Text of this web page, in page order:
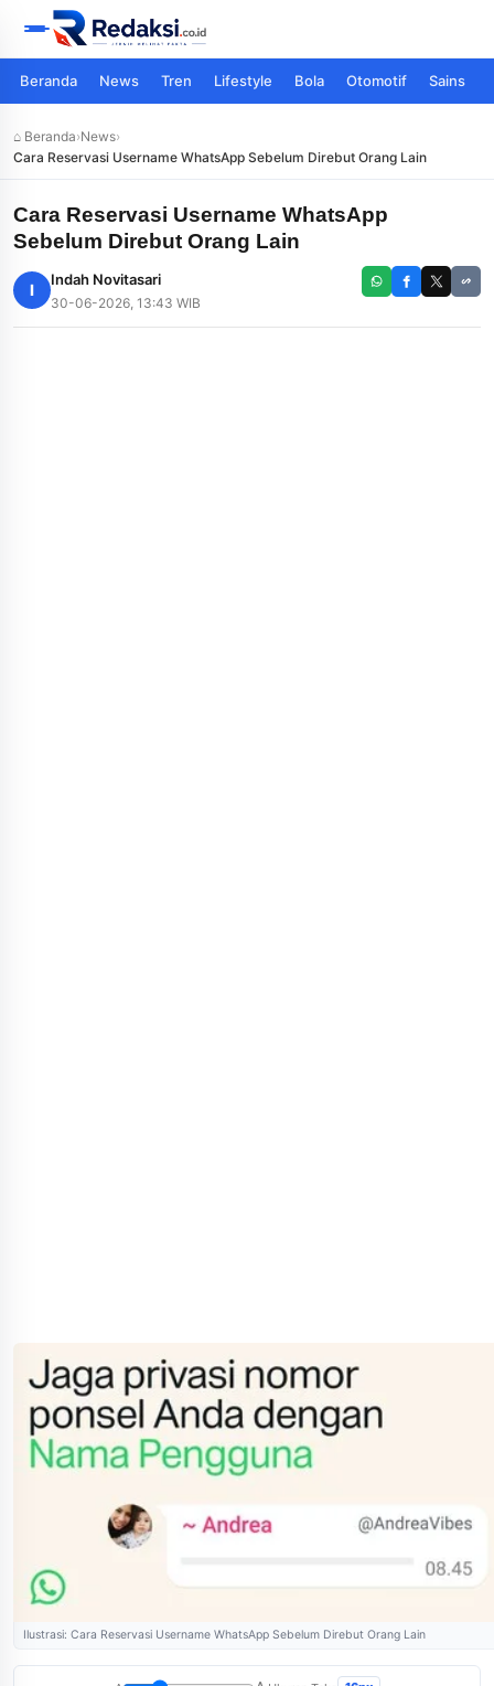
Beranda News Tren Lifestyle Bola Otomotif Sains
⌂ Beranda›News›
Cara Reservasi Username WhatsApp Sebelum Direbut Orang Lain
Cara Reservasi Username WhatsApp
Sebelum Direbut Orang Lain
I
Indah Novitasari
30-06-2026, 13:43 WIB
Ilustrasi: Cara Reservasi Username WhatsApp Sebelum Direbut Orang Lain